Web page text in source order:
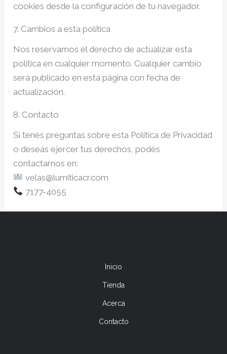
cookies desde la configuración de tu navegador.
7. Cambios a esta política
Nos reservamos el derecho de actualizar esta
política en cualquier momento. Cualquier cambio
será publicado en esta página con fecha de
actualización.
8. Contacto
Si tenés preguntas sobre esta Política de Privacidad
o deseás ejercer tus derechos, podés
contactarnos en:
velas@lumiticacr.com
7177-4055
Inicio
Tienda
Acerca
Contacto